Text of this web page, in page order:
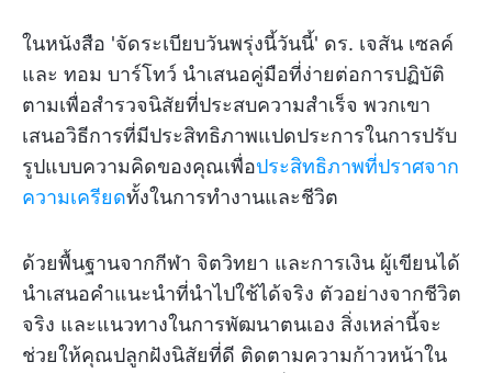
ในหนังสือ 'จัดระเบียบวันพรุ่งนี้วันนี้' ดร. เจสัน เซลค์
และ ทอม บาร์โทว์ นำเสนอคู่มือที่ง่ายต่อการปฏิบัติ
ตามเพื่อสำรวจนิสัยที่ประสบความสำเร็จ พวกเขา
เสนอวิธีการที่มีประสิทธิภาพแปดประการในการปรับ
รูปแบบความคิดของคุณเพื่อประสิทธิภาพที่ปราศจาก
ความเครียดทั้งในการทำงานและชีวิต
ด้วยพื้นฐานจากกีฬา จิตวิทยา และการเงิน ผู้เขียนได้
นำเสนอคำแนะนำที่นำไปใช้ได้จริง ตัวอย่างจากชีวิต
จริง และแนวทางในการพัฒนาตนเอง สิ่งเหล่านี้จะ
ช่วยให้คุณปลูกฝังนิสัยที่ดี ติดตามความก้าวหน้าใน